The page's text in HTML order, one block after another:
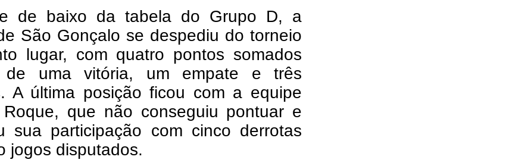
de baixo da tabela do Grupo D, a
São Gonçalo se despediu do torneio
lugar, com quatro pontos somados
de uma vitória, um empate e três
A última posição ficou com a equipe
que não conseguiu pontuar e
sua participação com cinco derrotas
jogos disputados.